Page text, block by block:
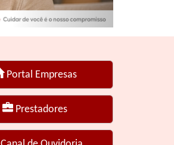
Portal Empresas
Prestadores